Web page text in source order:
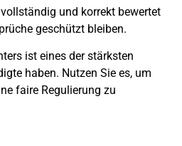
und korrekt bewertet
geschützt bleiben.
ist eines der stärksten
haben. Nutzen Sie es, um
faire Regulierung zu